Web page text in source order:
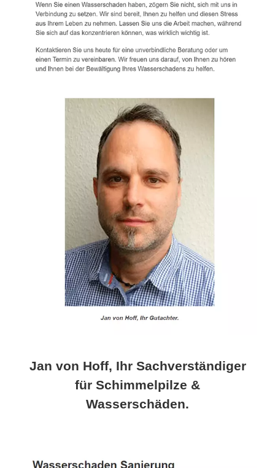
Jan von Hoff, Ihr Sachverständiger
für Schimmelpilze &
Wasserschäden.